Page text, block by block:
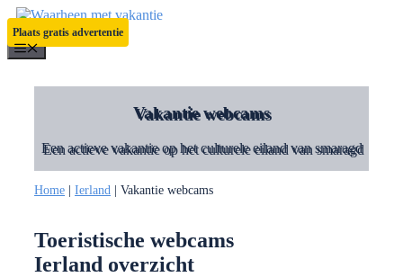
Ga
naar
de
inhoud
Plaats gratis advertentie
Menu
Vakantie webcams
Een actieve vakantie op het culturele eiland van smaragd
Home Ierland Vakantie webcams
Toeristische webcams
Ierland overzicht